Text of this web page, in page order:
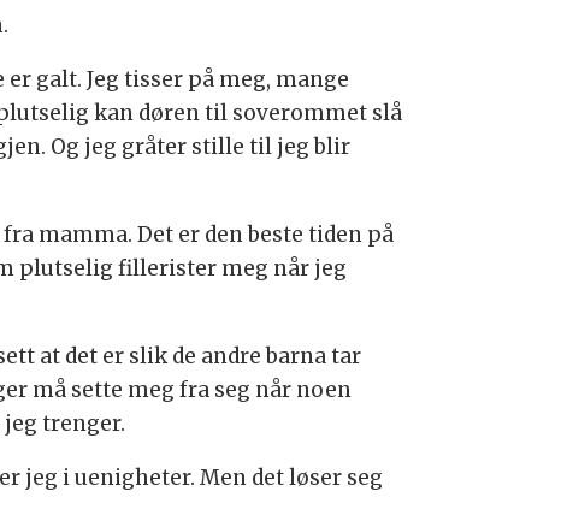
galt. Jeg tisser på meg, mange
kan døren til soverommet slå
Og jeg gråter stille til jeg blir
mamma. Det er den beste tiden på
plutselig fillerister meg når jeg
at det er slik de andre barna tar
må sette meg fra seg når noen
trenger.
jeg i uenigheter. Men det løser seg